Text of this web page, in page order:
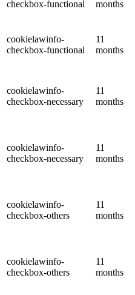
checkbox-functional
months
cookielawinfo-
checkbox-functional
11
months
cookielawinfo-
checkbox-necessary
11
months
cookielawinfo-
checkbox-necessary
11
months
cookielawinfo-
checkbox-others
11
months
cookielawinfo-
checkbox-others
11
months